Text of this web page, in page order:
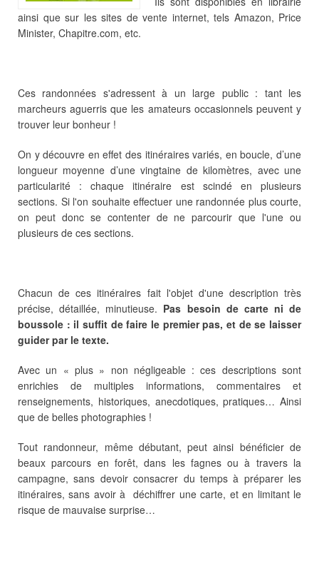
ainsi que sur les sites de vente internet, tels Amazon, Price
Minister, Chapitre.com, etc.
Ces randonnées s'adressent à un large public : tant les
marcheurs aguerris que les amateurs occasionnels peuvent y
trouver leur bonheur !
On y découvre en effet des itinéraires variés, en boucle, d’une
longueur moyenne d’une vingtaine de kilomètres, avec une
particularité : chaque itinéraire est scindé en plusieurs
sections. Si l'on souhaite effectuer une randonnée plus courte,
on peut donc se contenter de ne parcourir que l'une ou
plusieurs de ces sections.
Chacun de ces itinéraires fait l'objet d'une description très
précise, détaillée, minutieuse. Pas besoin de carte ni de
boussole : il suffit de faire le premier pas, et de se laisser
guider par le texte.
Avec un « plus » non négligeable : ces descriptions sont
enrichies de multiples informations, commentaires et
renseignements, historiques, anecdotiques, pratiques… Ainsi
que de belles photographies !
Tout randonneur, même débutant, peut ainsi bénéficier de
beaux parcours en forêt, dans les fagnes ou à travers la
campagne, sans devoir consacrer du temps à préparer les
itinéraires, sans avoir à déchiffrer une carte, et en limitant le
risque de mauvaise surprise…